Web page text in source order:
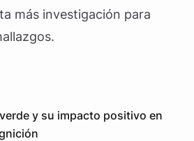
más investigación para
y su impacto positivo en